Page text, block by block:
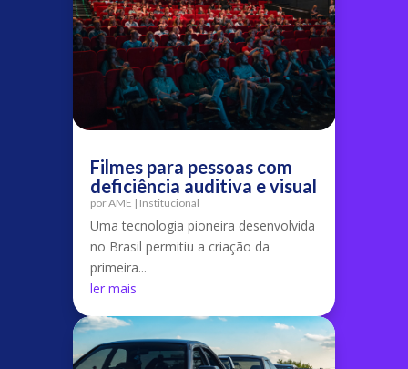
Filmes para pessoas com
deficiência auditiva e visual
porAME | Institucional
Uma tecnologia pioneira desenvolvida
no Brasil permitiu a criação da
primeira...
ler mais